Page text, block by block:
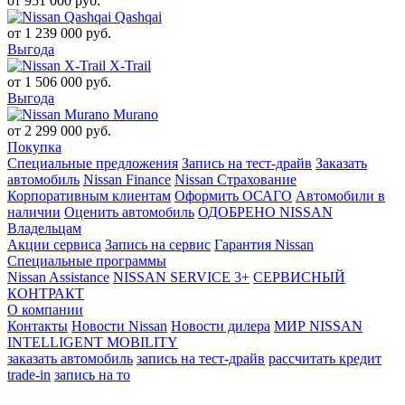
Qashqai
от 1 239 000 руб.
Выгода
X-Trail
от 1 506 000 руб.
Выгода
Murano
от 2 299 000 руб.
Покупка
Специальные предложения Запись на тест-драйв Заказать
автомобиль Nissan Finance Nissan Страхование
Корпоративным клиентам Оформить ОСАГО Автомобили в
наличии Оценить автомобиль ОДОБРЕНО NISSAN
Владельцам
Акции сервиса Запись на сервис Гарантия Nissan
Специальные программы
Nissan Assistance NISSAN SERVICE 3+ СЕРВИСНЫЙ
КОНТРАКТ
О компании
Контакты Новости Nissan Новости дилера МИР NISSAN
INTELLIGENT MOBILITY
заказать автомобиль запись на тест-драйв рассчитать кредит
trade-in запись на то